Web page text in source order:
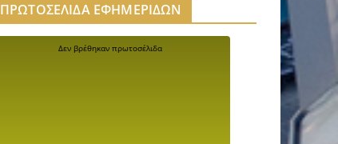
ΠΡΩΤΟΣΕΛΙΔΑ ΕΦΗΜΕΡΙΔΩΝ